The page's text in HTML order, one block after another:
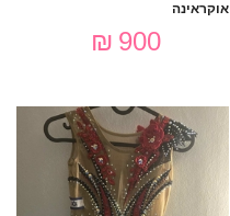
אוקראינה
900 ₪